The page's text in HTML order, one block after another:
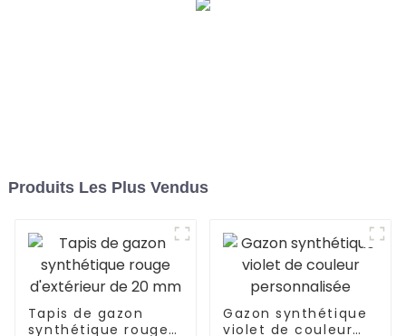
Produits Les Plus Vendus
Tapis de gazon
synthétique rouge
Gazon synthétique
violet de couleur